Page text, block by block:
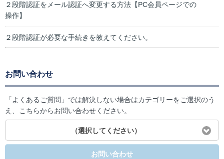
２段階認証をメール認証へ変更する方法【PC会員ページでの
操作】
２段階認証が必要な手続きを教えてください。
お問い合わせ
「よくあるご質問」では解決しない場合はカテゴリーをご選択のう
え、こちらからお問い合わせください。
（選択してください）
お問い合わせ